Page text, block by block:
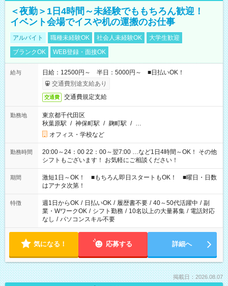
＜夜勤＞1日4時間～未経験でももちろん歓迎！
イベント会場でイスや机の運搬のお仕事
アルバイト 職種未経験OK 社会人未経験OK
大学生歓迎
ブランクOK
WEB登録・面接OK
給与
日給：12500円～ 半日：5000円～ ■日払いOK！
交通費別途支給あり
交通費 交通費規定支給
勤務地
東京都千代田区
秋葉原駅 / 神保町駅 / 麹町駅 / …
オフィス・学校など
勤務時間
20:00～24：00 22：00～翌7:00 …など1日4時間～OK！ その他
シフトもございます！ お気軽にご相談ください！
期間
激短1日～OK！ ■もちろん即日スタートもOK！ ■曜日・日数
はアナタ次第！
特徴 週1日からOK / 日払いOK / 履歴書不要 / 40～50代活躍中 / 副
業・WワークOK / シフト勤務 / 10名以上の大量募集 / 電話対応
なし / パソコンスキル不要
気になる！ 応募する 詳細へ
掲載日：2026.08.07